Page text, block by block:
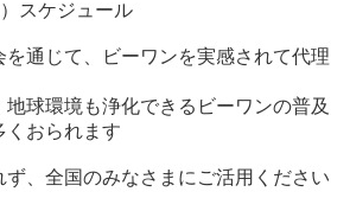
スケジュール
を通じて、ビーワンを実感されて代理
球環境も浄化できるビーワンの普及
くおられます
ず、全国のみなさまにご活用ください